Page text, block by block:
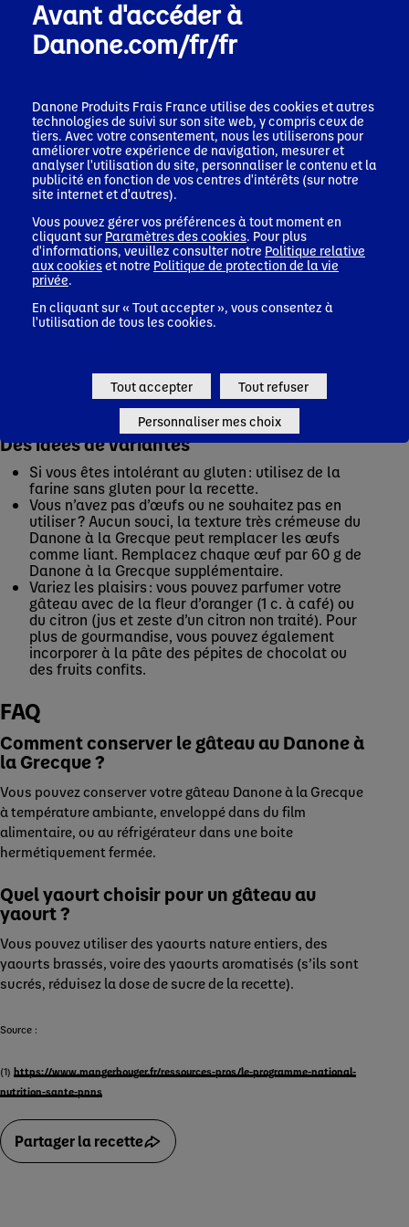
couteau, laquelle doit ressortir sans pâte, pour vous
assurer de la bonne cuisson.
laitage et/ou de fruits, conformément aux préconisations
du PNNS (Programme national nutrition santé)(1).
Conseils et astuces
Conseils pour réussir votre gâteau au
Danone à la Grecque
Pour éviter que le gâteau Danone à la Grecque ne
colle, vous pouvez légèrement fariner le moule
après l’avoir graissé.
Si vous voyez que le dessus du gâteau brunit alors
que l’intérieur a encore besoin de cuisson, placez
permettre de bien gonfler, vous pouvez laisser
reposer la pâte 30 min si vous en avez le temps.
Ainsi la farine pourra se détendre.
Des idées de variantes
Si vous êtes intolérant au gluten : utilisez de la
farine sans gluten pour la recette.
Vous n’avez pas d’œufs ou ne souhaitez pas en
utiliser ? Aucun souci, la texture très crémeuse du
Danone à la Grecque peut remplacer les œufs
comme liant. Remplacez chaque œuf par 60 g de
Danone à la Grecque supplémentaire.
Variez les plaisirs : vous pouvez parfumer votre
gâteau avec de la fleur d’oranger (1 c. à café) ou
du citron (jus et zeste d’un citron non traité). Pour
plus de gourmandise, vous pouvez également
incorporer à la pâte des pépites de chocolat ou
des fruits confits.
FAQ
Comment conserver le gâteau au Danone à
la Grecque?
Vous pouvez conserver votre gâteau Danone à la Grecque
à température ambiante, enveloppé dans du film
alimentaire, ou au réfrigérateur dans une boite
hermétiquement fermée.
Quel yaourt choisir pour un gâteau au
yaourt?
Vous pouvez utiliser des yaourts nature entiers, des
yaourts brassés, voire des yaourts aromatisés (s’ils sont
sucrés, réduisez la dose de sucre de la recette).
Source :
(1) https://www.mangerbouger.fr/ressources-pros/le-programme-national-
nutrition-sante-pnns
Partager la recette
Avant d'accéder à
Danone.com/fr/fr
Danone Produits Frais France utilise des cookies et autres
technologies de suivi sur son site web, y compris ceux de
tiers. Avec votre consentement, nous les utiliserons pour
améliorer votre expérience de navigation, mesurer et
analyser l'utilisation du site, personnaliser le contenu et la
publicité en fonction de vos centres d'intérêts (sur notre
site internet et d'autres).
Vous pouvez gérer vos préférences à tout moment en
cliquant sur Paramètres des cookies . Pour plus
d'informations, veuillez consulter notre Politique relative
aux cookieset notre Politique de protection de la vie
privée
En cliquant sur « Tout accepter », vous consentez à
l'utilisation de tous les cookies.
Tout accepter Tout refuser
Personnaliser mes choix